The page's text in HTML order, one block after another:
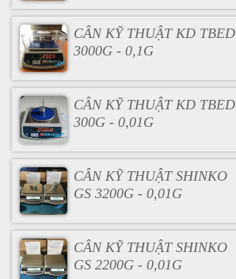
CÂN KỸ THUẬT KD TBED
3000G - 0,1G
CÂN KỸ THUẬT KD TBED
300G - 0,01G
CÂN KỸ THUẬT SHINKO
GS 3200G - 0,01G
CÂN KỸ THUẬT SHINKO
GS 2200G - 0,01G